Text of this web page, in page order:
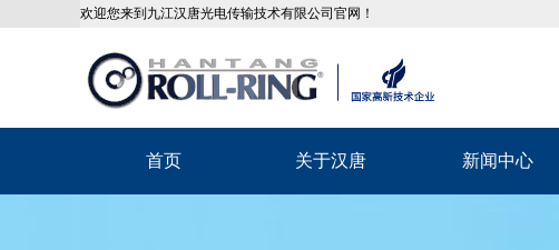
欢迎您来到九江汉唐光电传输技术有限公司官网！
首页 关于汉唐 新闻中心